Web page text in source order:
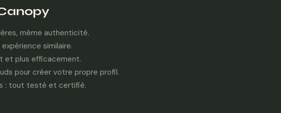
même authenticité.
similaire.
et plus efficacement.
pour créer votre propre profil.
: tout testé et certifié.